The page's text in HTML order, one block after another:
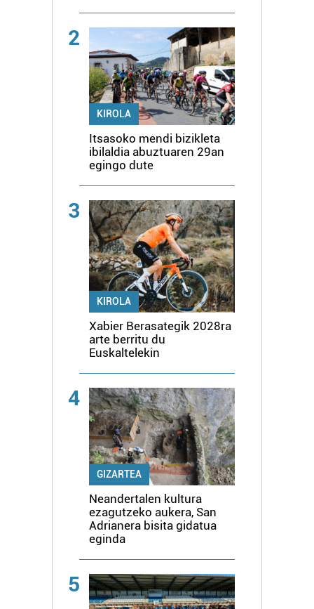
2
KIROLA
Itsasoko mendi bizikleta
ibilaldia abuztuaren 29an
egingo dute
3
KIROLA
Xabier Berasategik 2028ra
arte berritu du
Euskaltelekin
4
GIZARTEA
Neandertalen kultura
ezagutzeko aukera, San
Adrianera bisita gidatua
eginda
5